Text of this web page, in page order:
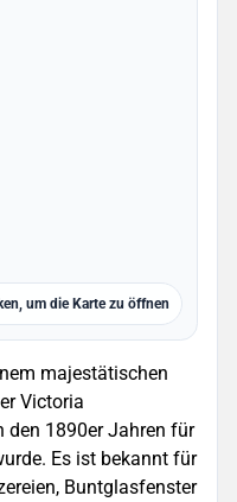
um die Karte zu öffnen
majestätischen
Victoria
den 1890er Jahren für
Es ist bekannt für
Buntglasfenster